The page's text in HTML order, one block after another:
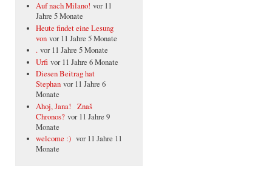
Auf nach Milano! vor 11
Jahre 5 Monate
Heute findet eine Lesung
von vor 11 Jahre 5 Monate
. vor 11 Jahre 5 Monate
Urfi vor 11 Jahre 6 Monate
Diesen Beitrag hat
Stephan vor 11 Jahre 6
Monate
Ahoj, Jana! Znaš
Chronos? vor 11 Jahre 9
Monate
welcome :) vor 11 Jahre 11
Monate